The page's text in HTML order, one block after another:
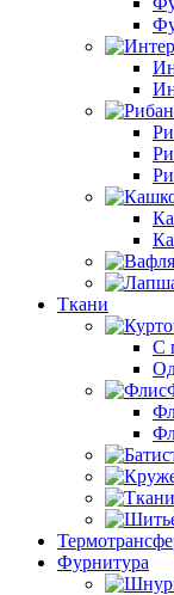
Ткани
С
Фурнитура